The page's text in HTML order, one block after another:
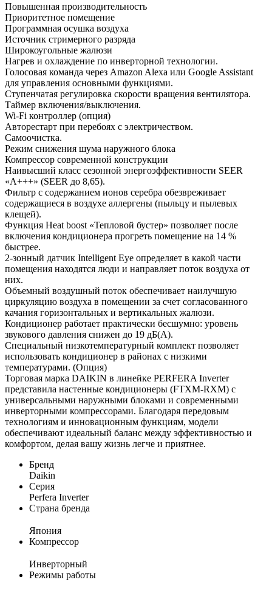
Повышенная производительность
Приоритетное помещение
Программная осушка воздуха
Источник стримерного разряда
Широкоугольные жалюзи
Нагрев и охлаждение по инверторной технологии.
Голосовая команда через Amazon Alexa или Google Assistant
для управления основными функциями.
Ступенчатая регулировка скорости вращения вентилятора.
Таймер включения/выключения.
Wi-Fi контроллер (опция)
Авторестарт при перебоях с электричеством.
Самоочистка.
Режим снижения шума наружного блока
Компрессор современной конструкции
Наивысший класс сезонной энергоэффективности SEER
«А+++» (SEER до 8,65).
Фильтр с содержанием ионов серебра обезвреживает
содержащиеся в воздухе аллергены (пыльцу и пылевых
клещей).
Функция Heat boost «Тепловой бустер» позволяет после
включения кондиционера прогреть помещение на 14 %
быстрее.
2-зонный датчик Intelligent Eye определяет в какой части
помещения находятся люди и направляет поток воздуха от
них.
Объемный воздушный поток обеспечивает наилучшую
циркуляцию воздуха в помещении за счет согласованного
качания горизонтальных и вертикальных жалюзи.
Кондиционер работает практически бесшумно: уровень
звукового давления снижен до 19 дБ(А).
Cпециальный низкотемпературный комплект позволяет
использовать кондиционер в районах с низкими
температурами. (Опция)
Торговая марка DAIKIN в линейке PERFERA Inverter
представила настенные кондиционеры (FTXM-RXM) с
универсальными наружными блоками и современными
инверторными компрессорами. Благодаря передовым
технологиям и инновационным функциям, модели
обеспечивают идеальный баланс между эффективностью и
комфортом, делая вашу жизнь легче и приятнее.
Бренд
Daikin
Серия
Perfera Inverter
Страна бренда
Япония
Компрессор
Инверторный
Режимы работы